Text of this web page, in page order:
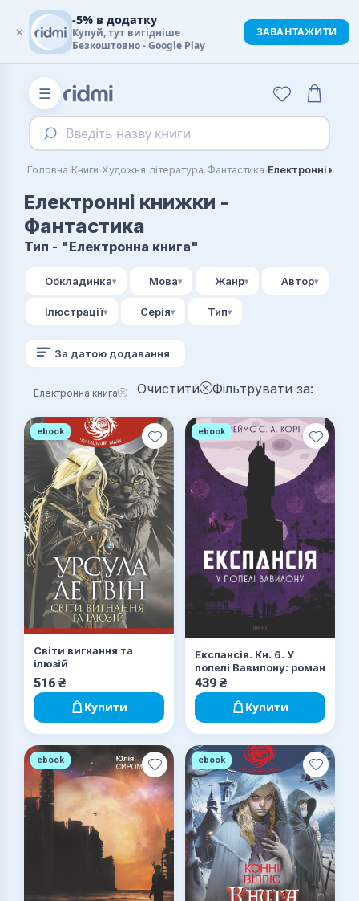
☰
Введіть назву книги
Головна›Книги›Художня література›Фантастика›Електронні
Електронні книжки -
Фантастика
Тип - "Електронна книга"
Обкладинка Мова Жанр Автор
Ілюстрації Серія Тип
За датою додавання
Електронна книга Очистити Фільтрувати за:
ebook
Світи вигнання та
ілюзій
516 ₴
Купити
ebook
Експансія. Кн. 6. У
попелі Вавилону: роман
439 ₴
Купити
ebook ebook
×
-5% в додатку
Купуй, тут вигідніше
Безкоштовно - Google Play
ЗАВАНТАЖИТИ